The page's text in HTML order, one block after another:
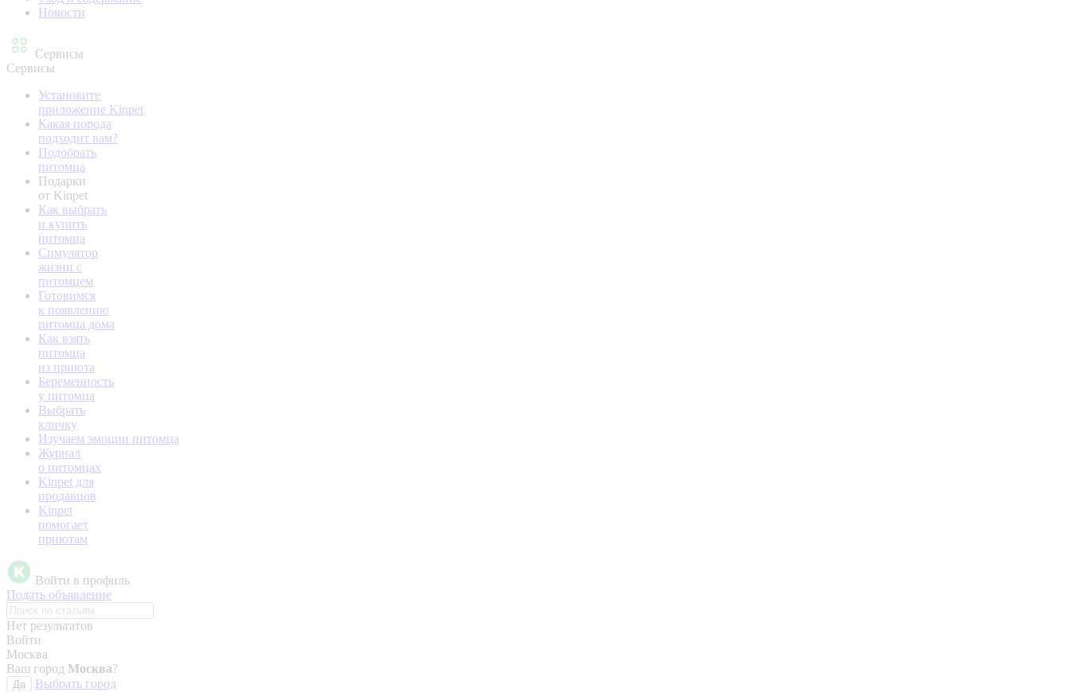
Новости
Сервисы
Сервисы
Установите
приложение Kinpet
Какая порода
подходит вам?
Подобрать
питомца
Подарки
от Kinpet
Как выбрать
и купить
питомца
Симулятор
жизни с
питомцем
Готовимся
к появлению
питомца дома
Как взять
питомца
из приюта
Беременность
у питомца
Выбрать
кличку
Изучаем эмоции питомца
Журнал
о питомцах
Kinpet для
продавцов
Kinpet
помогает
приютам
Войти в профиль
Подать объявление
Нет результатов
Войти
Москва
Ваш город Москва?
Да
Выбрать город